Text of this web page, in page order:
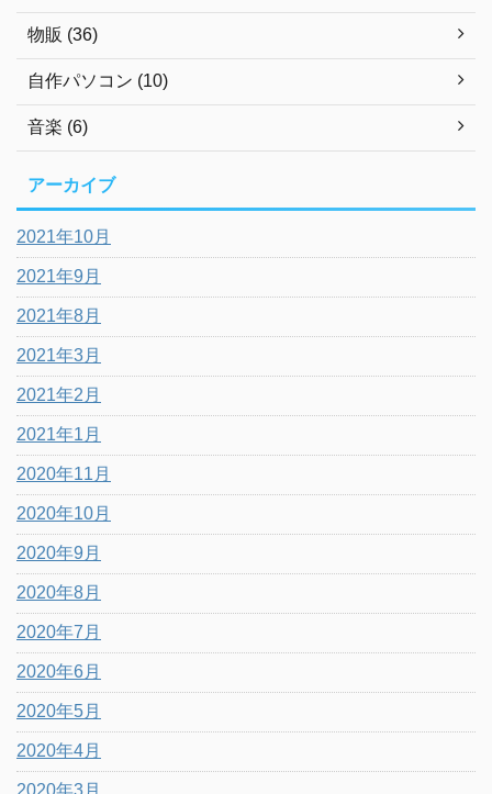
物販 (36)
自作パソコン (10)
音楽 (6)
アーカイブ
2021年10月
2021年9月
2021年8月
2021年3月
2021年2月
2021年1月
2020年11月
2020年10月
2020年9月
2020年8月
2020年7月
2020年6月
2020年5月
2020年4月
2020年3月